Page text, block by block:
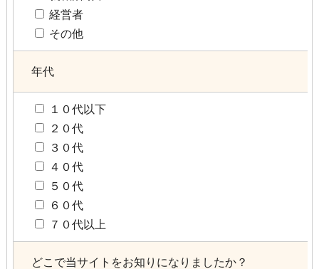
経営者
その他
年代
１０代以下
２０代
３０代
４０代
５０代
６０代
７０代以上
どこで当サイトをお知りになりましたか？